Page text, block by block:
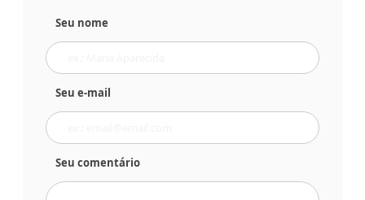
Seu nome
Seu e-mail
Seu comentário